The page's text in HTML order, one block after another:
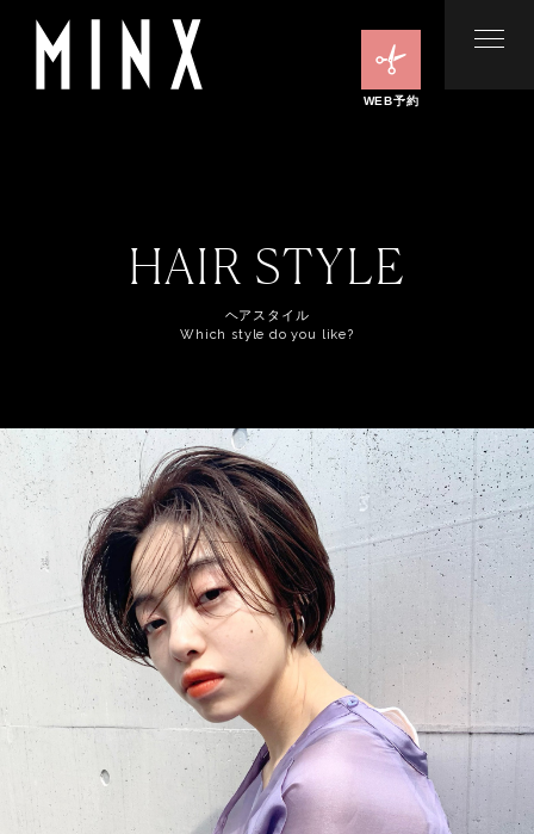
WEB予約
HAIR STYLE
ヘアスタイル
Which style do you like?